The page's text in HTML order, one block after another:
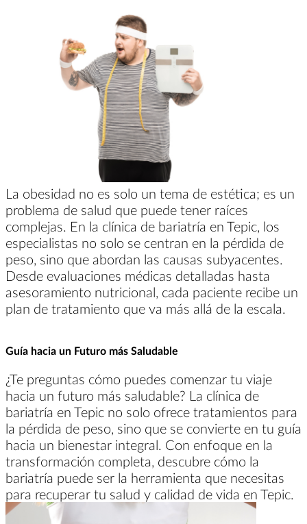
La obesidad no es solo un tema de estética; es un
problema de salud que puede tener raíces
complejas. En la clínica de bariatría en Tepic, los
especialistas no solo se centran en la pérdida de
peso, sino que abordan las causas subyacentes.
Desde evaluaciones médicas detalladas hasta
asesoramiento nutricional, cada paciente recibe un
plan de tratamiento que va más allá de la escala.
Guía hacia un Futuro más Saludable
¿Te preguntas cómo puedes comenzar tu viaje
hacia un futuro más saludable? La clínica de
bariatría en Tepic no solo ofrece tratamientos para
la pérdida de peso, sino que se convierte en tu guía
hacia un bienestar integral. Con enfoque en la
transformación completa, descubre cómo la
bariatría puede ser la herramienta que necesitas
para recuperar tu salud y calidad de vida en Tepic.